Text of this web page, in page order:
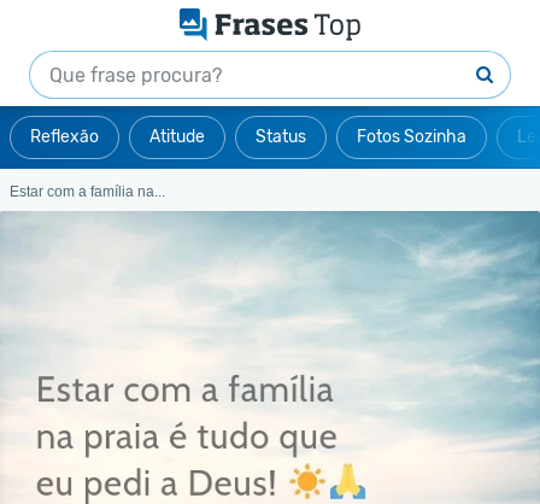
Reflexão Atitude Status Fotos Sozinha
Estar com a família na...